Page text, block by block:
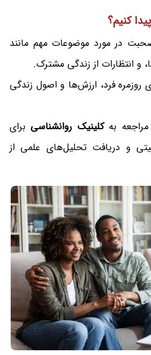
کنیم؟
در مورد موضوعات مهم مانند
و انتظارات از زندگی مشترک.
روزمره فرد، ارزش‌ها و اصول زندگی
مراجعه بهکلینیک روانشناسی برای
و دریافت تحلیل‌های علمی از